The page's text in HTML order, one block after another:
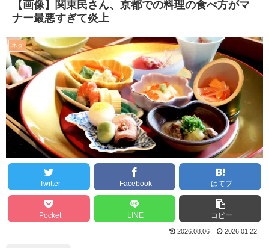
【画像】関東民さん、京都での料理の食べ方がマ
ナー最悪すぎて炎上
ネタ
Twitter Facebook はてブ
Pocket LINE コピー
2026.08.06 2026.01.22